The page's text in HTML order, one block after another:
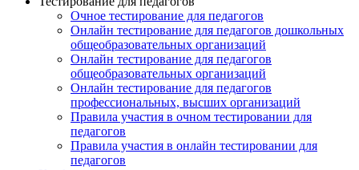
Очное тестирование для педагогов
Онлайн тестирование для педагогов дошкольных
общеобразовательных организаций
Онлайн тестирование для педагогов
общеобразовательных организаций
Онлайн тестирование для педагогов
профессиональных, высших организаций
Правила участия в очном тестировании для
педагогов
Правила участия в онлайн тестировании для
педагогов